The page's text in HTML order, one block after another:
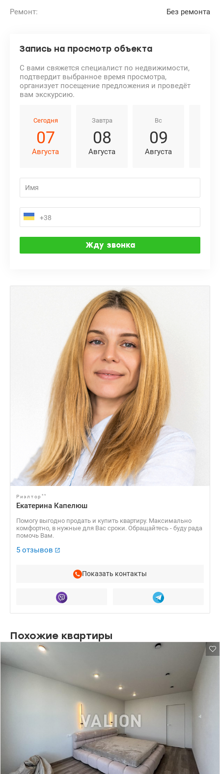
Ремонт:
Без ремонта
Запись на просмотр объекта
С вами свяжется специалист по недвижимости,
подтвердит выбранное время просмотра,
организует посещение предложения и проведёт
вам экскурсию.
Сегодня
07
Августа
Завтра
08
Августа
Вс
09
Августа
Риэлтор **
Екатерина Капелюш
Помогу выгодно продать и купить квартиру. Максимально
комфортно, в нужные для Вас сроки. Обращайтесь - буду рада
помочь Вам.
5 отзывов
Показать контакты
Похожие квартиры